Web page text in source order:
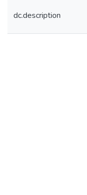
dc.description